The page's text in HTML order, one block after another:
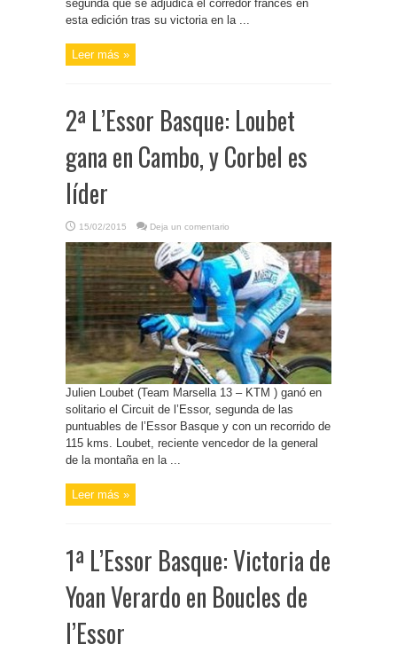
segunda que se adjudica el corredor francés en
esta edición tras su victoria en la ...
Leer más »
2ª L’Essor Basque: Loubet
gana en Cambo, y Corbel es
líder
15/02/2015 Deja un comentario
Julien Loubet (Team Marsella 13 – KTM ) ganó en
solitario el Circuit de l’Essor, segunda de las
puntuables de l’Essor Basque y con un recorrido de
115 kms. Loubet, reciente vencedor de la general
de la montaña en la ...
Leer más »
1ª L’Essor Basque: Victoria de
Yoan Verardo en Boucles de
l’Essor